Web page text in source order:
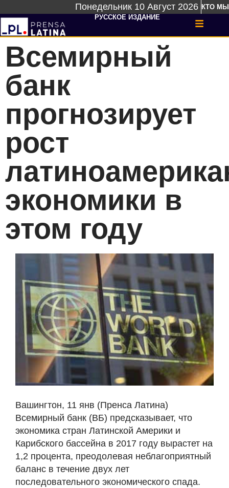
Понедельник 10 Август 2026 КТО МЫ
РУССКОЕ ИЗДАНИЕ
Всемирный
банк
прогнозирует
рост
экономики в
этом году
Вашингтон, 11 янв (Пренса Латина)
Всемирный банк (ВБ) предсказывает, что
экономика стран Латинской Америки и
Карибского бассейна в 2017 году вырастет на
1,2 процента, преодолевая неблагоприятный
баланс в течение двух лет
последовательного экономического спада.